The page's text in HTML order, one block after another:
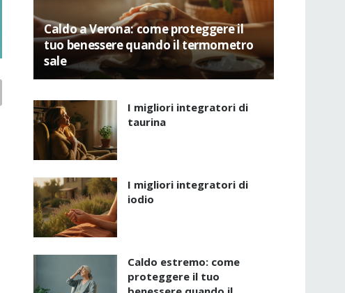
Caldo a Verona: come proteggere il
tuo benessere quando il termometro
sale
I migliori integratori di
taurina
I migliori integratori di
iodio
Caldo estremo: come
proteggere il tuo